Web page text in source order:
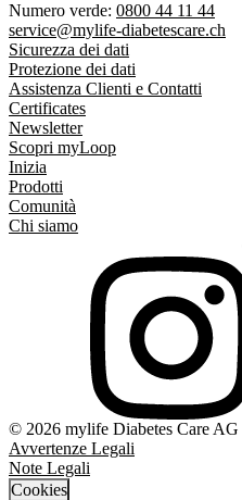
Numero verde: 0800 44 11 44
service@mylife-diabetescare.ch
Sicurezza dei dati
Protezione dei dati
Assistenza Clienti e Contatti
Certificates
Newsletter
Scopri myLoop
Inizia
Prodotti
Comunità
Chi siamo
© 2026 mylife Diabetes Care AG
Avvertenze Legali
Note Legali
Cookies